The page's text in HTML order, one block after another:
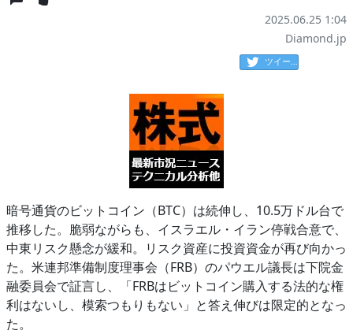
2025.06.25 1:04
Diamond.jp
ツイート
暗号通貨のビットコイン（BTC）は続伸し、10.5万ドル台で
推移した。脆弱ながらも、イスラエル・イラン停戦合意で、
中東リスク懸念が緩和。リスク資産に投資資金が再び向かっ
た。米連邦準備制度理事会（FRB）のパウエル議長は下院金
融委員会で証言し、「FRBはビットコイン購入する法的な権
利はないし、模索つもりもない」と答え伸びは限定的となっ
た。